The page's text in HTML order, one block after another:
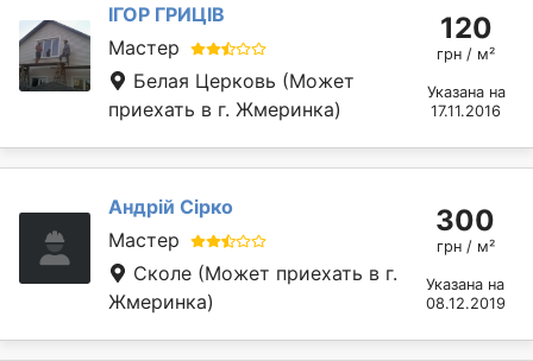
ІГОР ГРИЦІВ
Мастер
Белая Церковь (Может
приехать в г. Жмеринка)
120
грн / м²
Указана на
17.11.2016
Андрій Сірко
Мастер
Сколе (Может приехать в г.
Жмеринка)
300
грн / м²
Указана на
08.12.2019